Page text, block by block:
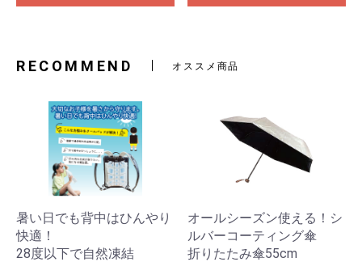
RECOMMEND オススメ商品
暑い日でも背中はひんやり
快適！
28度以下で自然凍結
オールシーズン使える！シ
ルバーコーティング傘
折りたたみ傘55cm